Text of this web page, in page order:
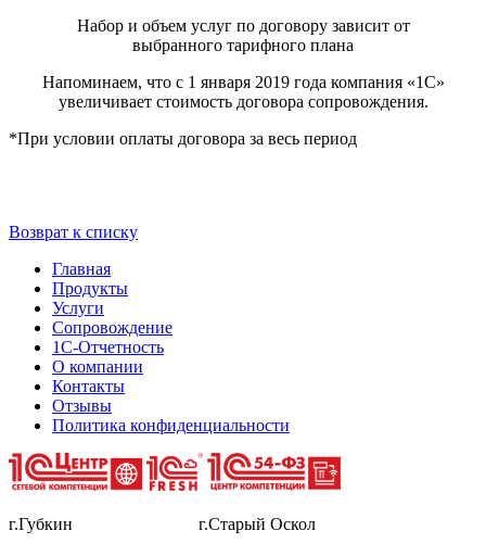
Набор и объем услуг по договору зависит от
выбранного тарифного плана
Напоминаем, что с 1 января 2019 года компания «1С»
увеличивает стоимость договора сопровождения.
*При условии оплаты договора за весь период
Возврат к списку
Главная
Продукты
Услуги
Сопровождение
1С-Отчетность
О компании
Контакты
Отзывы
Политика конфиденциальности
г.Губкин г.Старый Оскол